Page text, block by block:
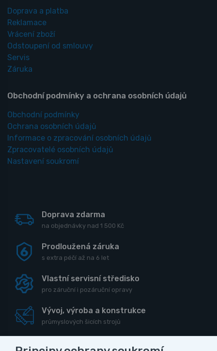
Doprava a platba
Reklamace
Vrácení zboží
Odstoupení od smlouvy
Servis
Záruka
Obchodní podmínky a ochrana osobních údajů
Obchodní podmínky
Ochrana osobních údajů
Informace o zpracování osobních údajů
Zpracovatelé osobních údajů
Nastavení soukromí
Doprava zdarma
na objednávky nad 1 500 Kč
Prodloužená záruka
s extra péčí až na 6 let
Vlastní servisní středisko
pro záruční i pozáruční opravy
Vývoj, výroba a konstrukce
průmyslových šicích strojů